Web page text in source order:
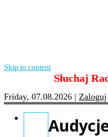
Skip to content
Słuchaj
Friday, 07.08.2026 | Zaloguj